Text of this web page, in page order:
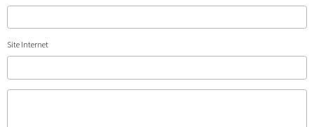
Site Internet